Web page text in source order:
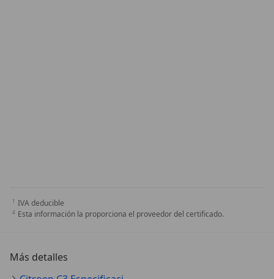
IVA deducible
Esta información la proporciona el proveedor del certificado.
Más detalles